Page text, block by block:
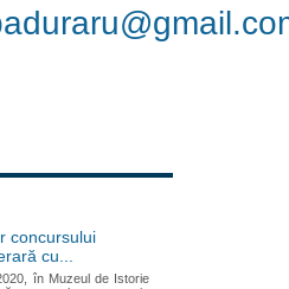
concursului
cu...
în Muzeul de Istorie